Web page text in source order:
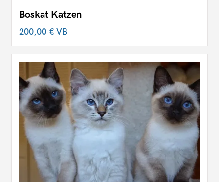
Boskat Katzen
200,00 €VB